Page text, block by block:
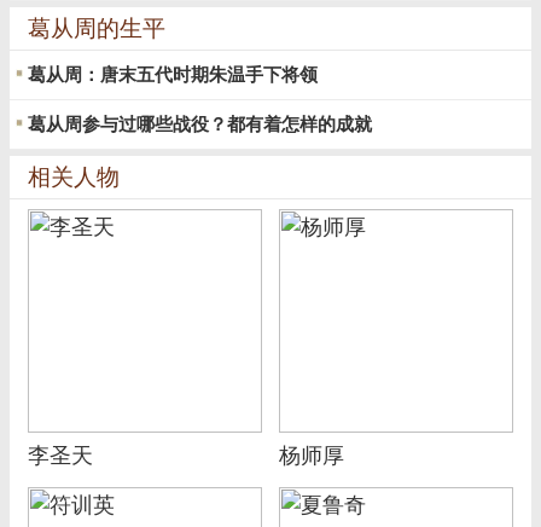
葛从周的生平
葛从周：唐末五代时期朱温手下将领
葛从周参与过哪些战役？都有着怎样的成就
相关人物
李圣天 杨师厚